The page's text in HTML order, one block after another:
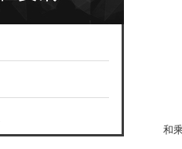
和